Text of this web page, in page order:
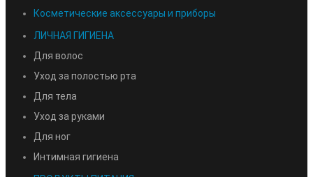
Косметические аксессуары и приборы
ЛИЧНАЯ ГИГИЕНА
Для волос
Уход за полостью рта
Для тела
Уход за руками
Для ног
Интимная гигиена